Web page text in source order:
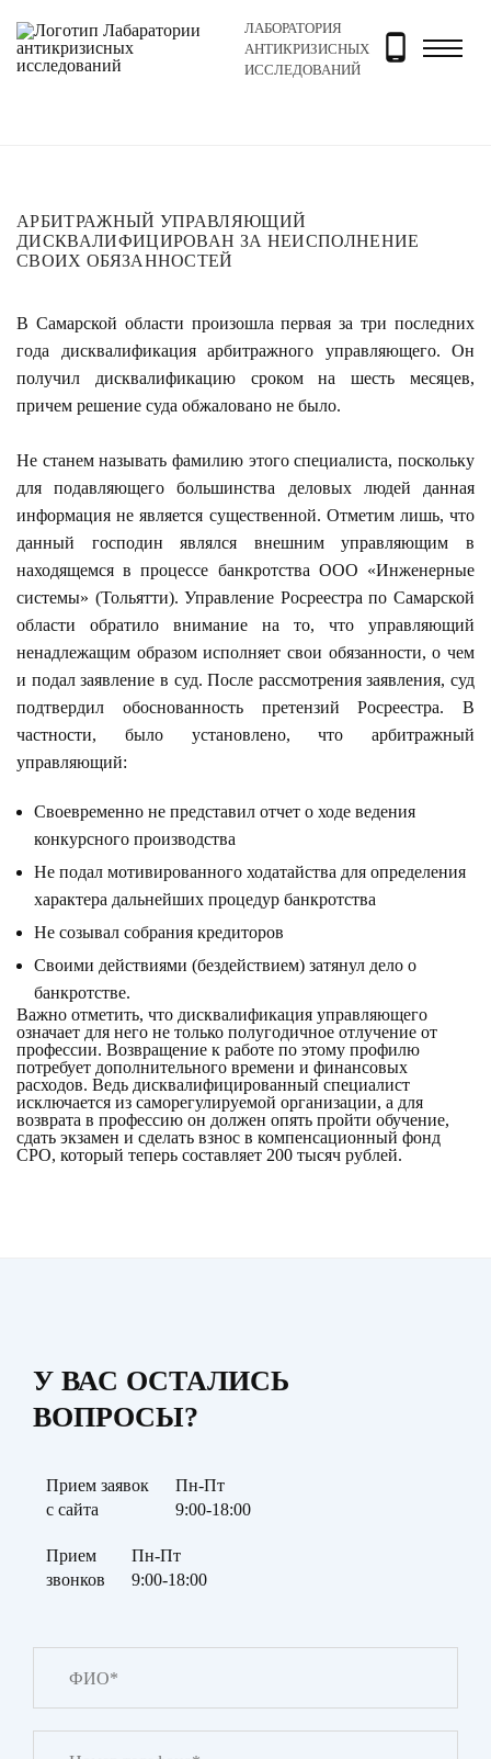
ЛАБОРАТОРИЯ
АНТИКРИЗИСНЫХ
ИССЛЕДОВАНИЙ
Главная Новости и блог Новости Арбитражный
АРБИТРАЖНЫЙ УПРАВЛЯЮЩИЙ
ДИСКВАЛИФИЦИРОВАН ЗА НЕИСПОЛНЕНИЕ
СВОИХ ОБЯЗАННОСТЕЙ
В Самарской области произошла первая за три последних
года дисквалификация арбитражного управляющего. Он
получил дисквалификацию сроком на шесть месяцев,
причем решение суда обжаловано не было.
Не станем называть фамилию этого специалиста, поскольку
для подавляющего большинства деловых людей данная
информация не является существенной. Отметим лишь, что
данный господин являлся внешним управляющим в
находящемся в процессе банкротства ООО «Инженерные
системы» (Тольятти). Управление Росреестра по Самарской
области обратило внимание на то, что управляющий
ненадлежащим образом исполняет свои обязанности, о чем
и подал заявление в суд. После рассмотрения заявления, суд
подтвердил обоснованность претензий Росреестра. В
частности, было установлено, что арбитражный
управляющий:
Своевременно не представил отчет о ходе ведения
конкурсного производства
Не подал мотивированного ходатайства для определения
характера дальнейших процедур банкротства
Не созывал собрания кредиторов
Своими действиями (бездействием) затянул дело о
банкротстве.
Важно отметить, что дисквалификация управляющего
означает для него не только полугодичное отлучение от
профессии. Возвращение к работе по этому профилю
потребует дополнительного времени и финансовых
расходов. Ведь дисквалифицированный специалист
исключается из саморегулируемой организации, а для
возврата в профессию он должен опять пройти обучение,
сдать экзамен и сделать взнос в компенсационный фонд
СРО, который теперь составляет 200 тысяч рублей.
У ВАС ОСТАЛИСЬ
ВОПРОСЫ?
Прием заявок
с сайта
Пн-Пт
9:00-18:00
Прием
звонков
Пн-Пт
9:00-18:00